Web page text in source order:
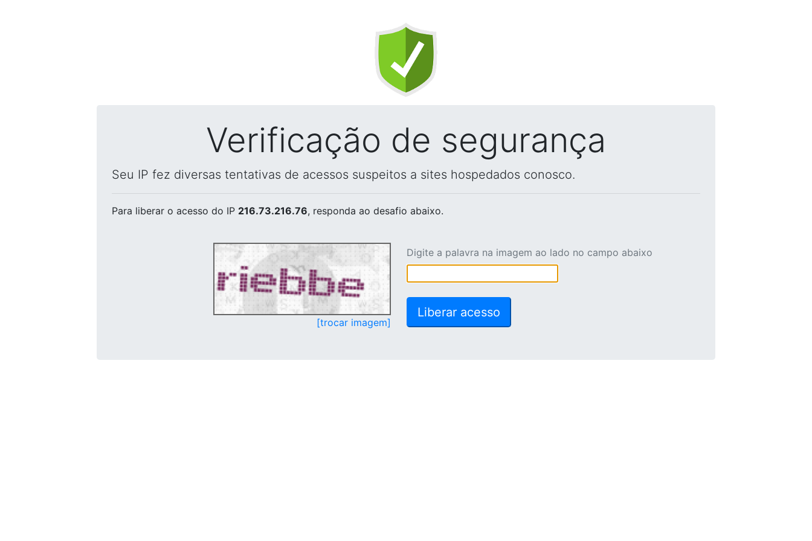
Verificação de segurança
Seu IP fez diversas tentativas de acessos suspeitos a sites hospedados conosco.
Para liberar o acesso do IP 216.73.216.76, responda ao desafio abaixo.
[trocar imagem]
Digite a palavra na imagem ao lado no campo abaixo